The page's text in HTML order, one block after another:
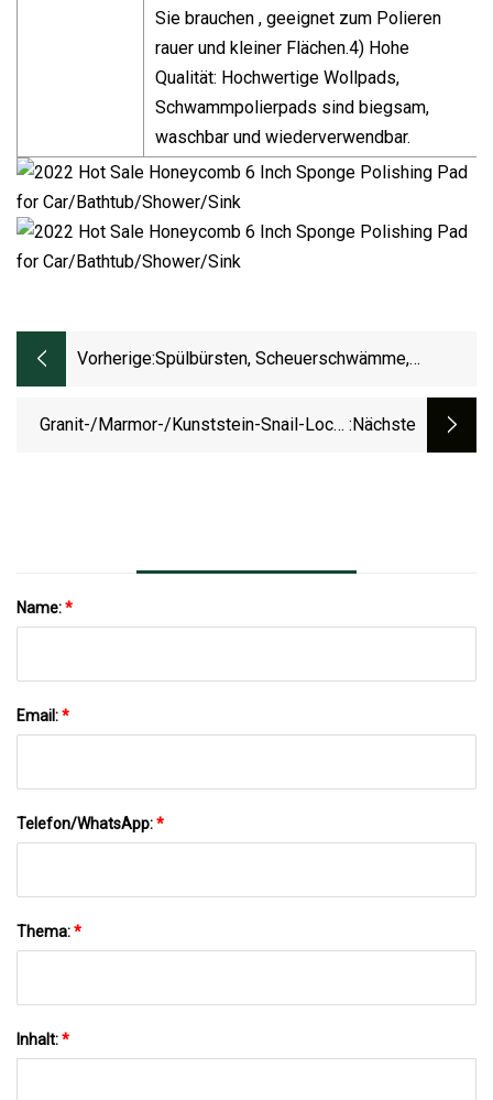
Sie brauchen , geeignet zum Polieren
rauer und kleiner Flächen.4) Hohe
Qualität: Hochwertige Wollpads,
Schwammpolierpads sind biegsam,
waschbar und wiederverwendbar.
Vorherige:Spülbürsten, Scheuerschwämme,
Herde, Tassenreiniger,
Reinigungswerkzeuge Für Die Küchenbar
Granit-/Marmor-/Kunststein-Snail-Lock- :nächste
Name:*
Email:*
Telefon/WhatsApp:*
Thema:*
Inhalt:*